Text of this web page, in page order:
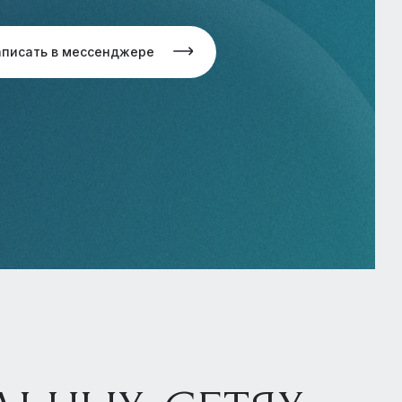
в мессенджере